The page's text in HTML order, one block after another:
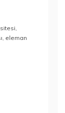
,
, eleman